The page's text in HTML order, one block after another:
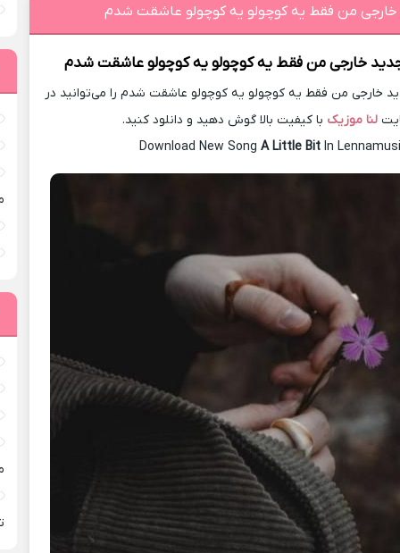
خارجی من فقط یه کوچولو یه کوچولو عاشقت شدم
خارجی من فقط یه کوچولو یه کوچولو عاشقت شدم
خارجی من فقط یه کوچولو یه کوچولو عاشقت شدم را می‌توانید در
لنا موزیک با کیفیت بالا گوش دهید و دانلود کنید.
Download New Song A Little BitIn